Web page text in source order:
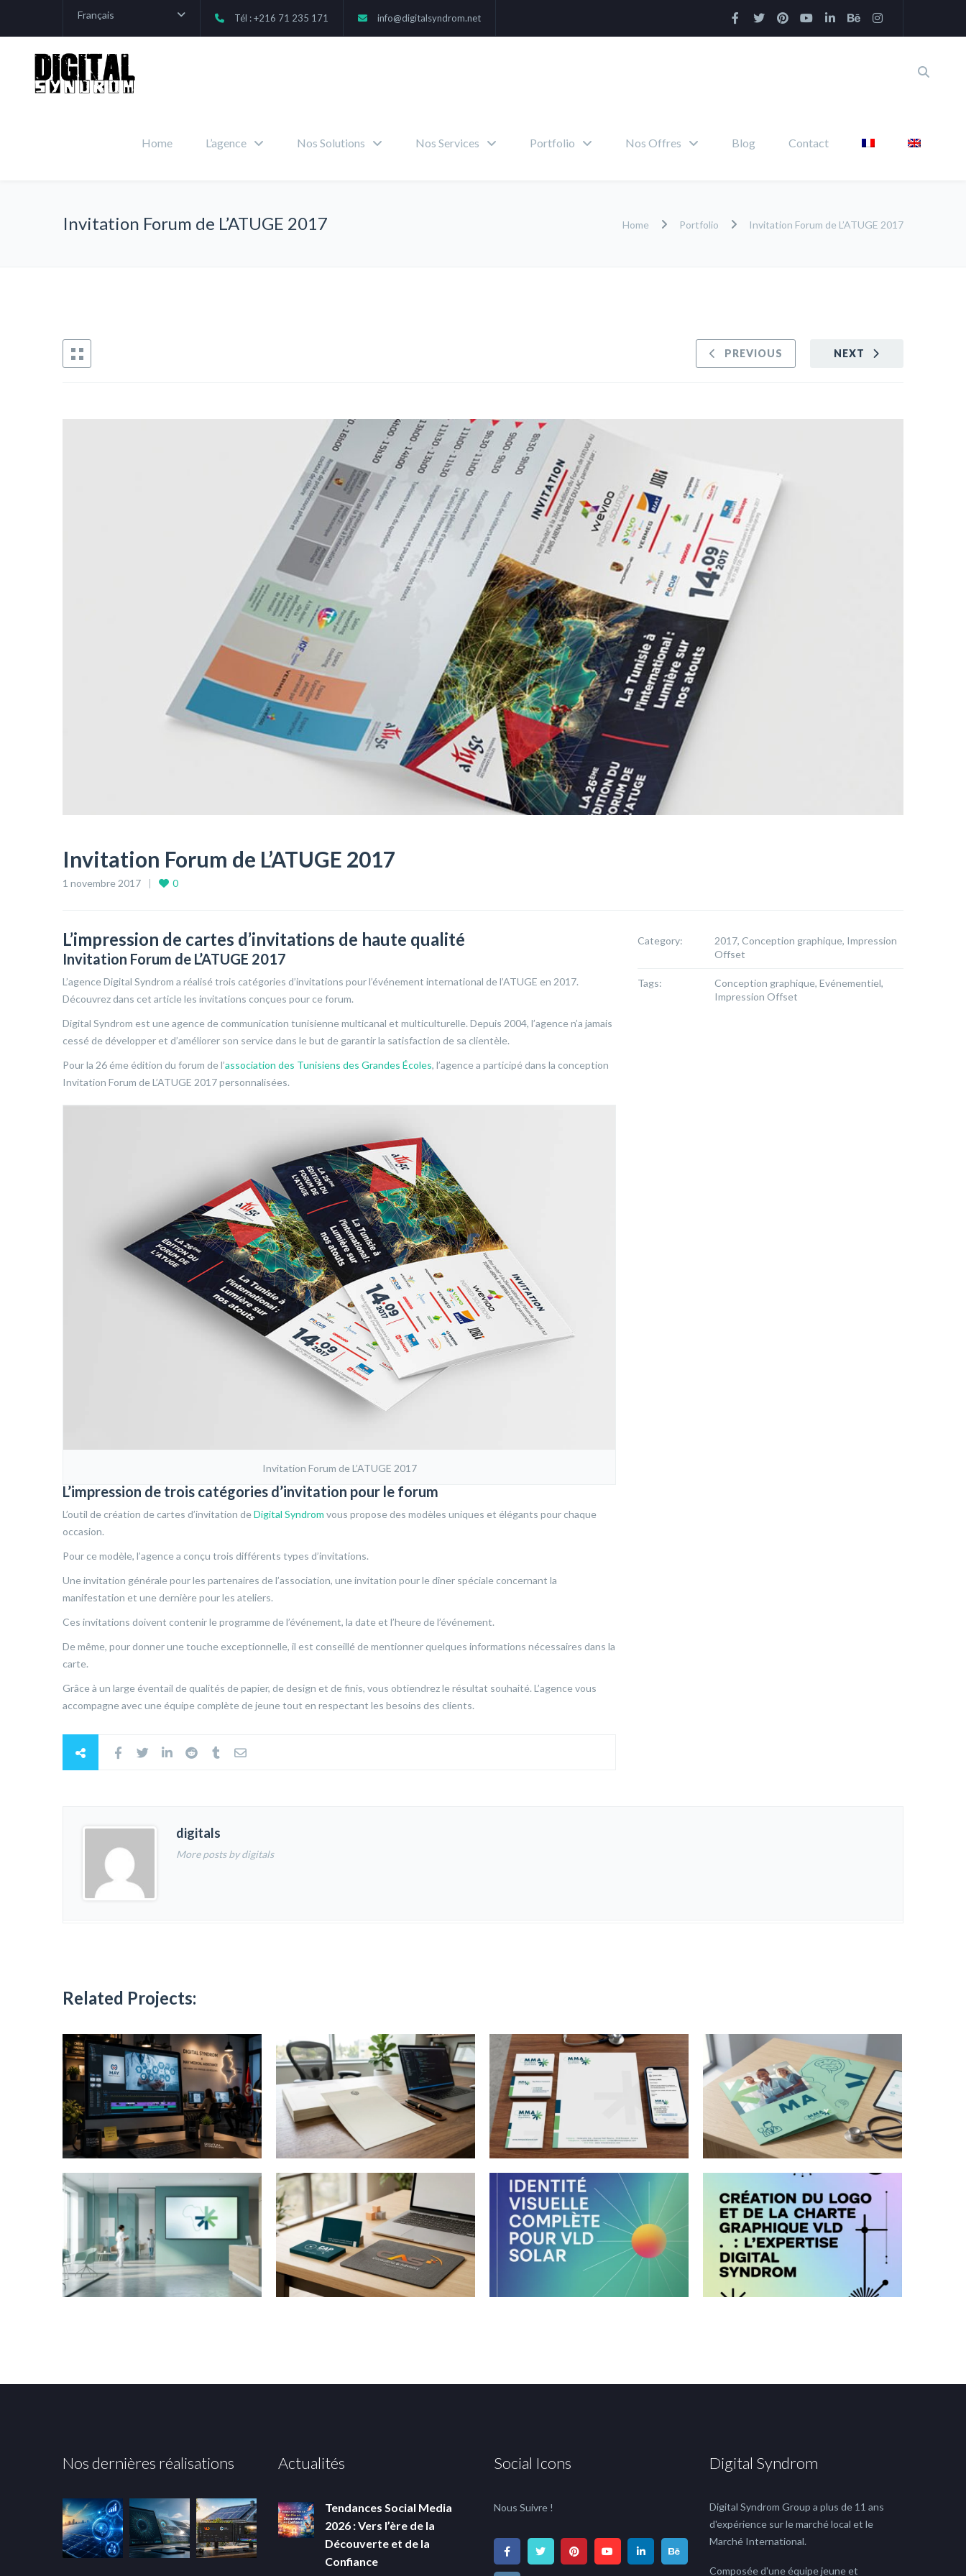
Français Tél : +216 71 235 171 info@digitalsyndrom.net
Home L’agence Nos Solutions Nos Services Portfolio Nos Offres Blog Contact
Invitation Forum de L’ATUGE 2017 Home Portfolio Invitation Forum de L’ATUGE 2017
NEXT
PREVIOUS
Invitation Forum de L’ATUGE 2017
1 novembre 2017 0
L’impression de cartes d’invitations de haute qualité
Invitation Forum de L’ATUGE 2017
L’agence Digital Syndrom a réalisé trois catégories d’invitations pour l’événement international de l’ATUGE en 2017.
Découvrez dans cet article les invitations conçues pour ce forum.
Digital Syndrom est une agence de communication tunisienne multicanal et multiculturelle. Depuis 2004, l’agence n’a jamais
cessé de développer et d’améliorer son service dans le but de garantir la satisfaction de sa clientèle.
Pour la 26 éme édition du forum de l’association des Tunisiens des Grandes Écoles, l’agence a participé dans la conception
Invitation Forum de L’ATUGE 2017 personnalisées.
Invitation Forum de L’ATUGE 2017
L’impression de trois catégories d’invitation pour le forum
L’outil de création de cartes d’invitation deDigital Syndrom vous propose des modèles uniques et élégants pour chaque
occasion.
Pour ce modèle, l’agence a conçu trois différents types d’invitations.
Une invitation générale pour les partenaires de l’association, une invitation pour le dîner spéciale concernant la
manifestation et une dernière pour les ateliers.
Ces invitations doivent contenir le programme de l’événement, la date et l’heure de l’événement.
De même, pour donner une touche exceptionnelle, il est conseillé de mentionner quelques informations nécessaires dans la
carte.
Grâce à un large éventail de qualités de papier, de design et de finis, vous obtiendrez le résultat souhaité. L’agence vous
accompagne avec une équipe complète de jeune tout en respectant les besoins des clients.
Category:
2017, Conception graphique, Impression
Offset
Tags:
Conception graphique, Evénementiel,
Impression Offset
digitals
More posts by digitals
Related Projects:
Nos dernières réalisations Actualités
Tendances Social Media
2026 : Vers l’ère de la
Découverte et de la
Confiance
Social Icons
Nous Suivre !
Digital Syndrom
Digital Syndrom Group a plus de 11 ans
d'expérience sur le marché local et le
Marché International.
Composée d'une équipe jeune et